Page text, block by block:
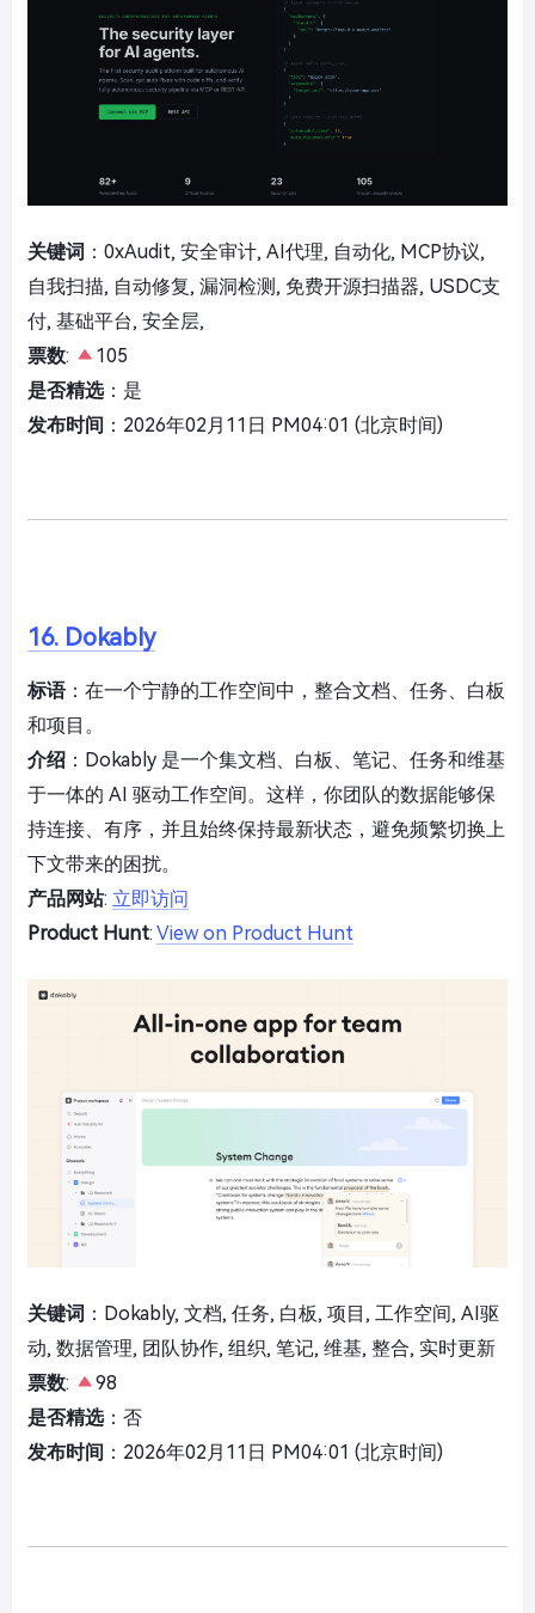
关键词 ：0xAudit, 安全审计, AI代理, 自动化, MCP协议,
自我扫描, 自动修复, 漏洞检测, 免费开源扫描器, USDC支
付, 基础平台, 安全层,
票数:
105
是否精选：是
发布时间 ：2026年02月11日 PM04:01 (北京时间)
16. Dokably
标语：在一个宁静的工作空间中，整合文档、任务、白板
和项目。
介绍 ：Dokably 是一个集文档、白板、笔记、任务和维基
于一体的 AI 驱动工作空间。这样，你团队的数据能够保
持连接、有序，并且始终保持最新状态，避免频繁切换上
下文带来的困扰。
产品网站: 立即访问
Product Hunt: View on Product Hunt
关键词 ：Dokably, 文档, 任务, 白板, 项目, 工作空间, AI驱
动, 数据管理, 团队协作, 组织, 笔记, 维基, 整合, 实时更新
票数:
98
是否精选：否
发布时间 ：2026年02月11日 PM04:01 (北京时间)